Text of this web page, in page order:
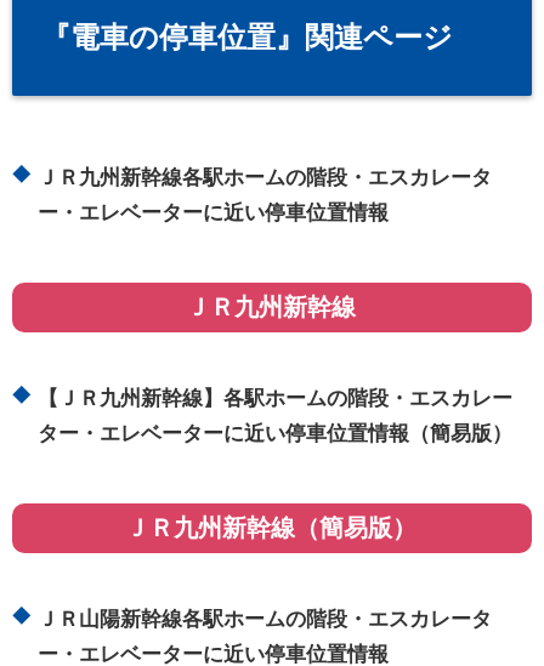
『電車の停車位置』関連ページ
ＪＲ九州新幹線各駅ホームの階段・エスカレータ
ー・エレベーターに近い停車位置情報
ＪＲ九州新幹線
【ＪＲ九州新幹線】各駅ホームの階段・エスカレー
ター・エレベーターに近い停車位置情報（簡易版）
ＪＲ九州新幹線（簡易版）
ＪＲ山陽新幹線各駅ホームの階段・エスカレータ
ー・エレベーターに近い停車位置情報